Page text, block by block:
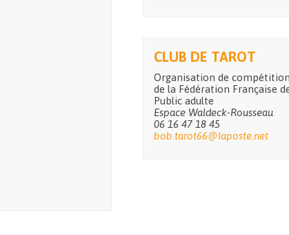
CLUB DE TAROT
Organisation de
de la Fédération Française
Public adulte
Espace Waldeck-Rousseau
06 16 47 18 45
bob.tarot66@laposte.net